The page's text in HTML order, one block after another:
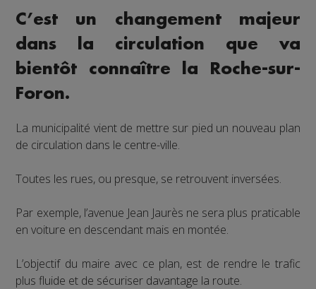
C’est un changement majeur
dans la circulation que va
bientôt connaître la Roche-sur-
Foron.
La municipalité vient de mettre sur pied un nouveau plan
de circulation dans le centre-ville.
Toutes les rues, ou presque, se retrouvent inversées.
Par exemple, l’avenue Jean Jaurès ne sera plus praticable
en voiture en descendant mais en montée.
L’objectif du maire avec ce plan, est de rendre le trafic
plus fluide et de sécuriser davantage la route.